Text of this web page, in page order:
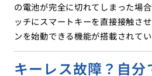
の電池が完全に切れてしまった場
ッチにスマートキーを直接接触さ
ンを始動できる機能が搭載されてい
キーレス故障？自